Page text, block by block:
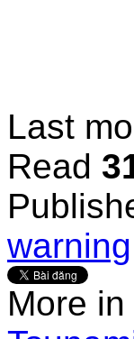
Last
Read
warning
More